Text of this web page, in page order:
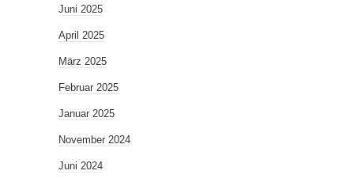
Juni 2025
April 2025
März 2025
Februar 2025
Januar 2025
November 2024
Juni 2024